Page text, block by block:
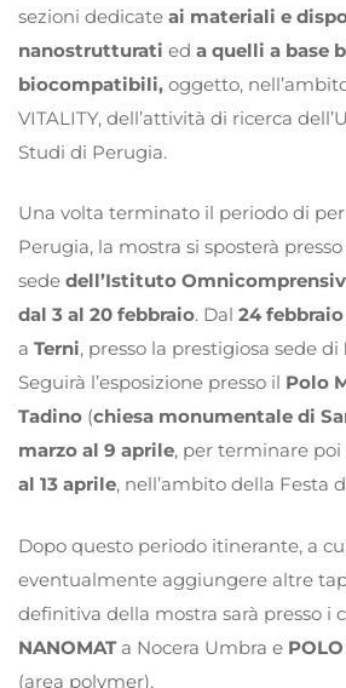
sezioni dedicate ai materiali e
nanostrutturati ed a quelli a base
biocompatibili, oggetto,
VITALITY, dell’attività di ricerca
Studi di Perugia.
Una volta terminato il periodo di
Perugia, la mostra si sposterà presso
sede dell’Istituto
dal 3 al 20 febbraio. Dal 24
a Terni, presso la prestigiosa sede di
Seguirà l’esposizione presso il Polo
Tadino (chiesa monumentale di
marzo al 9 aprile, per terminare poi
al 13 aprile, nell’ambito della Festa
Dopo questo periodo itinerante, a
eventualmente aggiungere altre
definitiva della mostra sarà presso i
NANOMATa Nocera Umbra e
(area polymer).